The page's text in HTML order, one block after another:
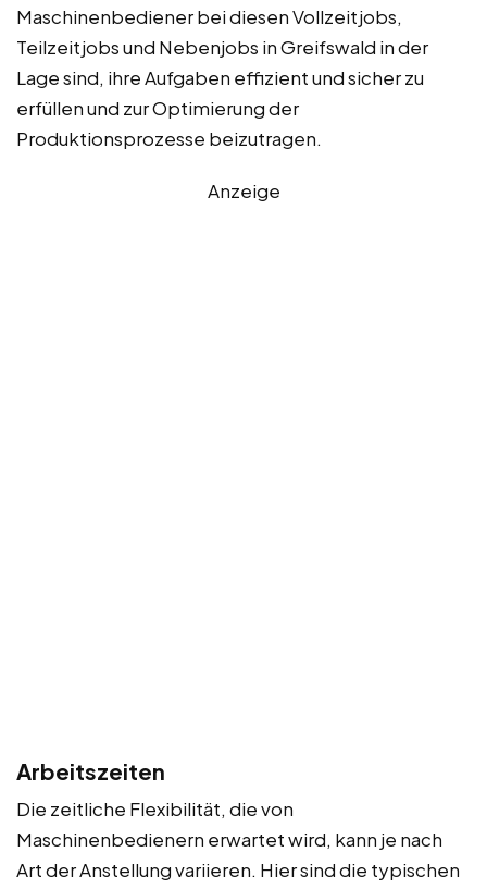
Maschinenbediener bei diesen Vollzeitjobs,
Teilzeitjobs und Nebenjobs in Greifswald in der
Lage sind, ihre Aufgaben effizient und sicher zu
erfüllen und zur Optimierung der
Produktionsprozesse beizutragen.
Anzeige
Arbeitszeiten
Die zeitliche Flexibilität, die von
Maschinenbedienern erwartet wird, kann je nach
Art der Anstellung variieren. Hier sind die typischen